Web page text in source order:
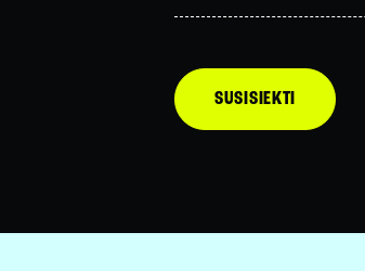
SUSISIEKTI